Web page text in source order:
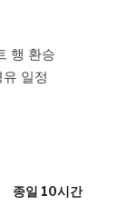
행 환승
일정
종일 10시간